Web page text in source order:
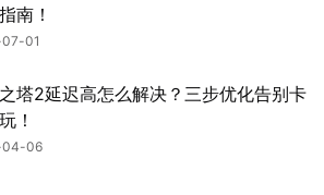
南！
01
塔2延迟高怎么解决？三步优化告别卡
！
04-06